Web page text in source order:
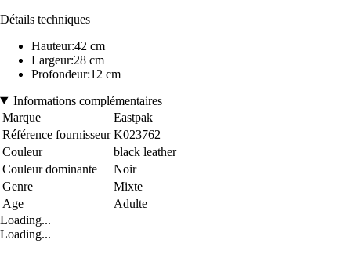
Détails techniques
Hauteur:42 cm
Largeur:28 cm
Profondeur:12 cm
Informations complémentaires
Marque
Eastpak
Référence fournisseur K023762
Couleur
black leather
Couleur dominante
Noir
Genre
Mixte
Age
Adulte
Loading...
Loading...